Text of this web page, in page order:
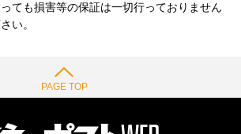
ても損害等の保証は一切行っておりません
い。
PAGE TOP